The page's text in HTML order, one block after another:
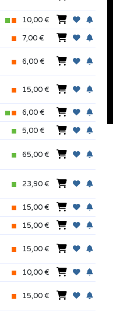
10,00 €
7,00 €
6,00 €
15,00 €
6,00 €
5,00 €
65,00 €
23,90 €
15,00 €
15,00 €
15,00 €
10,00 €
15,00 €